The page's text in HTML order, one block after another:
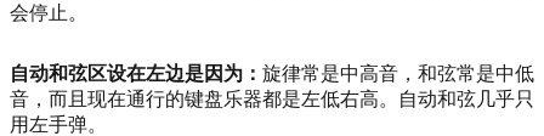
会停止。
自动和弦区设在左边是因为： 旋律常是中高音，和弦常是中低
音，而且现在通行的键盘乐器都是左低右高。自动和弦几乎只
用左手弹。